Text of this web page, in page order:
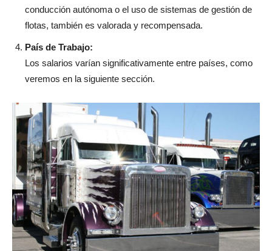
conducción autónoma o el uso de sistemas de gestión de
flotas, también es valorada y recompensada.
País de Trabajo:
Los salarios varían significativamente entre países, como
veremos en la siguiente sección.